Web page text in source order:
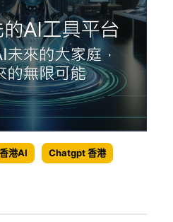
香港AI Chatgpt 香港